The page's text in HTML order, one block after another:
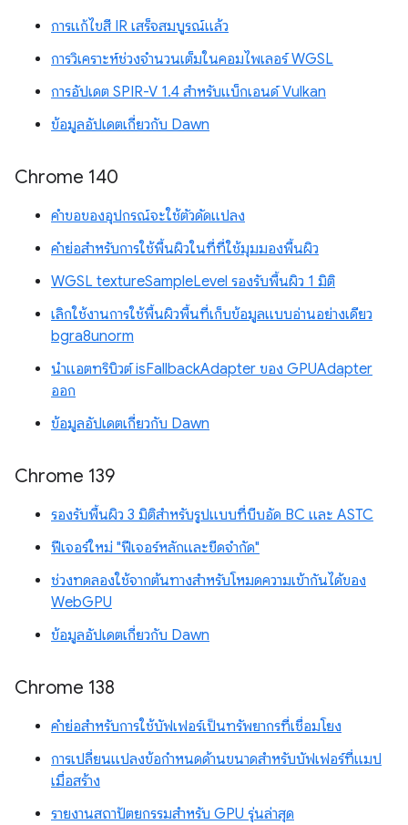
การแก้ไขสี IR เสร็จสมบูรณ์แล้ว
การวิเคราะห์ช่วงจำนวนเต็มในคอมไพเลอร์ WGSL
การอัปเดต SPIR-V 1.4 สำหรับแบ็กเอนด์ Vulkan
ข้อมูลอัปเดตเกี่ยวกับ Dawn
Chrome 140
คำขอของอุปกรณ์จะใช้ตัวดัดแปลง
คำย่อสำหรับการใช้พื้นผิวในที่ที่ใช้มุมมองพื้นผิว
WGSL textureSampleLevel รองรับพื้นผิว 1 มิติ
เลิกใช้งานการใช้พื้นผิวพื้นที่เก็บข้อมูลแบบอ่านอย่างเดียว
bgra8unorm
นำแอตทริบิวต์ isFallbackAdapter ของ GPUAdapter
ออก
ข้อมูลอัปเดตเกี่ยวกับ Dawn
Chrome 139
รองรับพื้นผิว 3 มิติสำหรับรูปแบบที่บีบอัด BC และ ASTC
ฟีเจอร์ใหม่ "ฟีเจอร์หลักและขีดจำกัด"
ช่วงทดลองใช้จากต้นทางสำหรับโหมดความเข้ากันได้ของ
WebGPU
ข้อมูลอัปเดตเกี่ยวกับ Dawn
Chrome 138
คำย่อสำหรับการใช้บัฟเฟอร์เป็นทรัพยากรที่เชื่อมโยง
การเปลี่ยนแปลงข้อกำหนดด้านขนาดสำหรับบัฟเฟอร์ที่แมป
เมื่อสร้าง
รายงานสถาปัตยกรรมสำหรับ GPU รุ่นล่าสุด